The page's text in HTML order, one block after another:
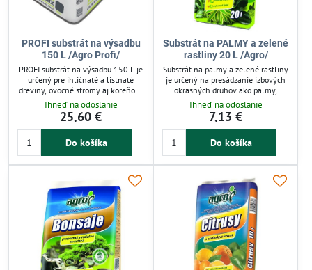
PROFI substrát na výsadbu
150 L /Agro Profi/
PROFI substrát na výsadbu 150 L je
určený pre ihličnaté a listnaté
dreviny, ovocné stromy aj koreňové
rastliny. Zloženie z rašeliny a
kompostu zabezpečuje optimálne
podmienky pre rast a zakladanie
záhonov či skleníkov. pH 5,5
podporuje zdravý vývoj koreňov a
profesionálov.
Ihneď na odoslanie
25,60 €
Do košíka
Substrát na PALMY a zelené
rastliny 20 L /Agro/
Substrát na palmy a zelené rastliny
je určený na presádzanie izbových
okrasných druhov ako palmy,
filodendróny či fikusy. Obsahuje
zmes rašelín, jemný kôrový humus
a dôležité živiny so stopovými
prvkami. Zlepšuje rast a zdravie
rastlín v interiéri aj zimných
Ihneď na odoslanie
7,13 €
Do košíka